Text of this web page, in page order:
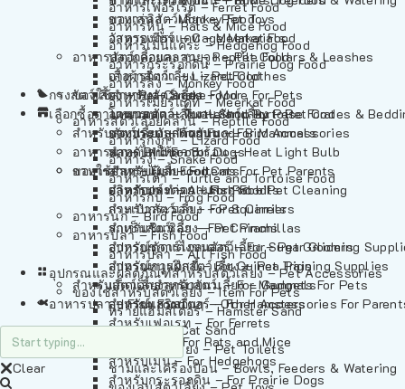
อาหารเฟอร์เร็ต – Ferret Food
อาหารหนู – Rats & Mice Food
อาหารเม่นแคระ – Hedgehog Food
อาหารกระรอกดิน – Prairie Dog Food
อาหารลิง – Monkey Food
อาหารเมียร์แคท – Meerkat Food
อาหารสัตว์เลี้อยคลาน – Reptile Food
อาหารกิ้งก่า – Lizard Food
อาหารงู – Snake Food
อาหารเต่า – Turtle and Tortoise Food
อาหารกบ – Frog Food
อาหารนก – Bird Food
อาหารปลา – Fish Food
อาหารปลา – All Fish Food
อุปกรณและผลิตภัณฑ์สำหรับสัตว์เลี้ยง – Pet Accessories
ของใช้สำหรับสัตว์เลี้ยง – Item For Pets
ทรายแฮมสเตอร์ – Hamster Sand
ทรายแมว – Cat Sand
ห้องน้ำสัตว์เลี้ยง – Pet Toilets
ชามและเครื่องป้อน – Bowls, Feeders & Watering
อาหารลิง – Monkey Food
อาหารเมียร์แคท – Meerkat Food
อาหารสัตว์เลี้อยคลาน – Reptile Food
อาหารกิ้งก่า – Lizard Food
อาหารงู – Snake Food
อาหารเต่า – Turtle and Tortoise Food
อาหารกบ – Frog Food
อาหารนก – Bird Food
อาหารปลา – Fish Food
อาหารปลา – All Fish Food
ของเล่นสัตว์เลี้ยง – Pet Toys
วัสดุรองกรง – Cage Materials
ปลอกคอและสายจูง – Pet Collars & Leashes
เสื้อผ้าสัตว์เลี้ยง – Pet Clothes
ของใช้สำหรับสัตว์เลี้ยง – More For Pets
โดมนอนและที่นอนสัตว์เลี้ยง – Pet Crates &
ของประดับสำหรับนก – Bird Accessories
หลอดไฟให้ความร้อน – Heat Light Bulb
ของใช้สำหรับผู้เลี้ยง – Items For Pet Parents
ผลิตภัณฑ์ทำความสะอาด – Pet Cleaning
กระเป๋าสัตว์เลี้ยง – Pet Carriers
รถเข็นสัตว์เลี้ยง – Pet Prams
อุปกรณ์ตัดแต่งขนสัตว์เลี้ยง – Pet Grooming
อุปกรณ์การฝึกสัตว์เลี้ยง – Pet Training Supplies
แก็ดเจ็ตสำหรับสัตว์เลี้ยง – Gadgets For Pets
อุปกรณ์เสริมอื่นๆ – Other Accessories For
กรงสัตว์เลี้ยง – Pet Cages
เลือกซื้อตามหมวดสัตว์เลี้ยง – Shop By Pet
สำหรับสัตว์เลี้ยงลูกด้วยนม – For Mammals
สำหรับสุนัข – For Dogs
สำหรับแมว – For Cats
สำหรับกระต่าย – For Rabbits
สำหรับกระรอก – For Squirrels
สำหรับชินชิล่า – For Chinchillas
สำหรับชูการ์ไกลเดอร์ – For Sugar Gliders
สำหรับหนูแกสบี้ – For Guinea Pigs
สำหรับสัตว์เลี้ยงลูกด้วยนม – For Mammals
สำหรับแฮมสเตอร์ – For Hamsters
สำหรับเฟอเรท – For Ferrets
สำหรับหนู – For Rats and Mice
สำหรับเม่น – For Hedgehogs
สำหรับกระรอกดิน – For Prairie Dogs
อาหารปลา – Fish Food
Clear